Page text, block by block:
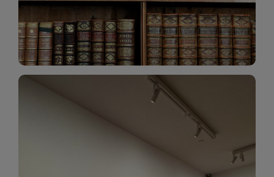
Katalog Zbiorów
Galeria Zdjęć
wspomnienia z wydarzeń, spotkań i projektów